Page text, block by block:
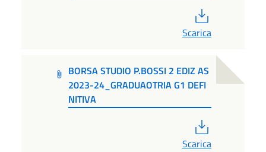
Scarica
BORSA STUDIO P.BOSSI 2 EDIZ AS
2023-24_GRADUAOTRIA G1 DEFI
NITIVA
Scarica